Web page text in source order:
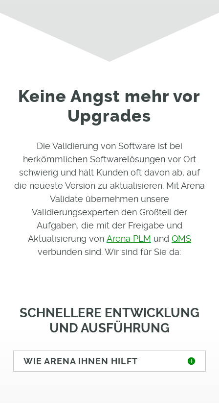
Keine Angst mehr vor
Upgrades
Die Validierung von Software ist bei
herkömmlichen Softwarelösungen vor Ort
schwierig und hält Kunden oft davon ab, auf
die neueste Version zu aktualisieren. Mit Arena
Validate übernehmen unsere
Validierungsexperten den Großteil der
Aufgaben, die mit der Freigabe und
Aktualisierung von Arena PLM und QMS
verbunden sind. Wir sind für Sie da:
SCHNELLERE ENTWICKLUNG
UND AUSFÜHRUNG
WIE ARENA IHNEN HILFT